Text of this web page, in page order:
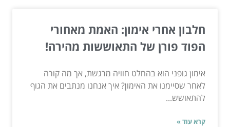
חלבון אחרי אימון: האמת מאחורי
הפוד פורן של התאוששות מהירה!
אימון גופני הוא בהחלט חוויה מרגשת, אך מה קורה
לאחר שסיימנו את האימון? איך אנחנו מנתבים את הגוף
להתאושש...
קרא עוד »